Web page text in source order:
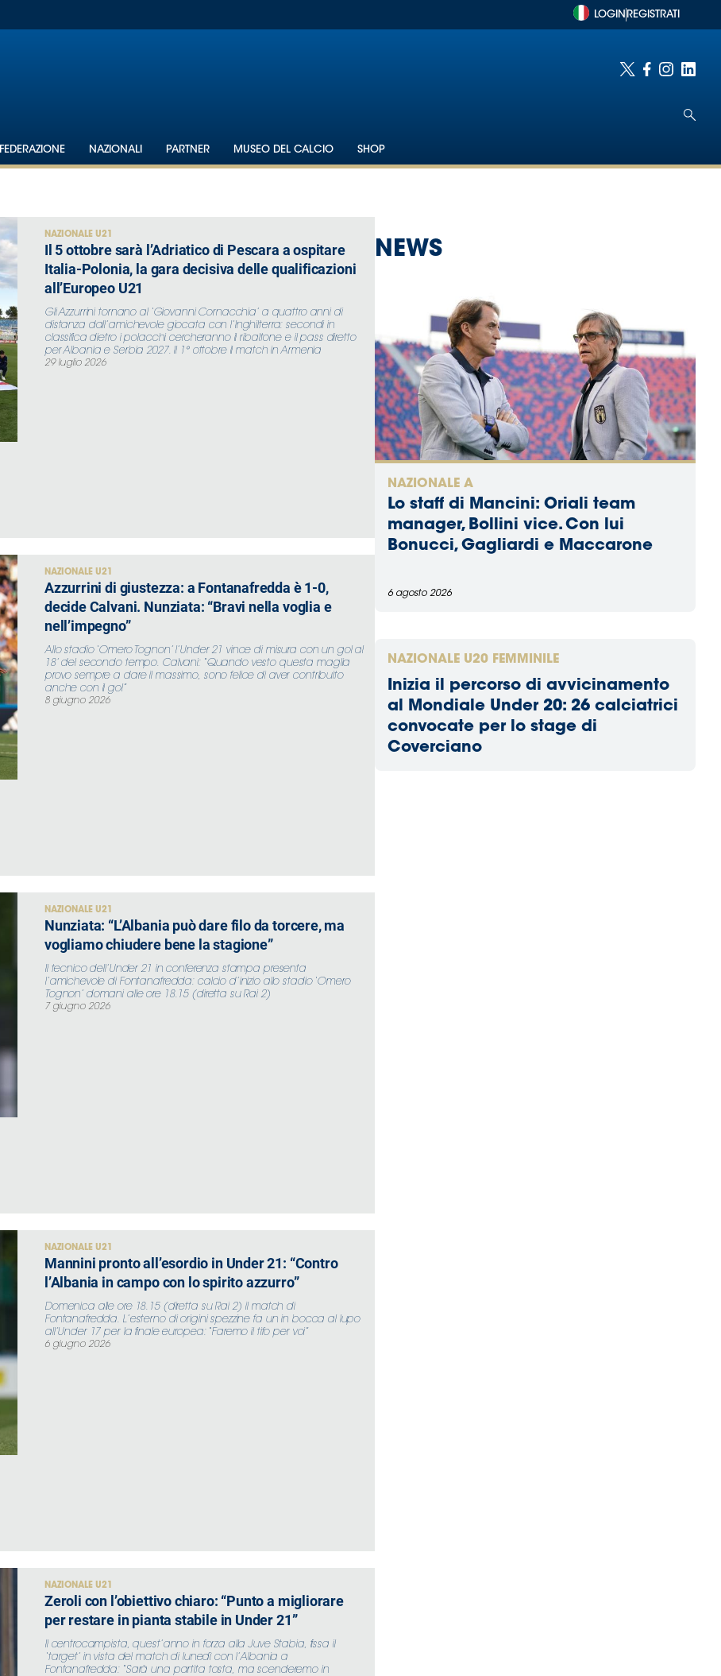
LOGIN REGISTRATI
FEDERAZIONE NAZIONALI PARTNER MUSEO DEL CALCIO SHOP
NAZIONALE U21
Il 5 ottobre sarà l’Adriatico di Pescara a ospitare
Italia-Polonia, la gara decisiva delle qualificazioni
all’Europeo U21
Gli Azzurrini tornano al ‘Giovanni Cornacchia’ a quattro anni di
distanza dall’amichevole giocata con l’Inghilterra: secondi in
classifica dietro i polacchi cercheranno il ribaltone e il pass diretto
per Albania e Serbia 2027. Il 1° ottobre il match in Armenia
29 luglio 2026
NAZIONALE U21
Azzurrini di giustezza: a Fontanafredda è 1-0,
decide Calvani. Nunziata: “Bravi nella voglia e
nell’impegno”
Allo stadio ‘Omero Tognon’ l’Under 21 vince di misura con un gol al
18’ del secondo tempo. Calvani: “Quando vesto questa maglia
provo sempre a dare il massimo, sono felice di aver contribuito
anche con il gol”
8 giugno 2026
NAZIONALE U21
Nunziata: “L’Albania può dare filo da torcere, ma
vogliamo chiudere bene la stagione”
Il tecnico dell’Under 21 in conferenza stampa presenta
l’amichevole di Fontanafredda: calcio d’inizio allo stadio ‘Omero
Tognon’ domani alle ore 18.15 (diretta su Rai 2)
7 giugno 2026
NAZIONALE U21
Mannini pronto all’esordio in Under 21: “Contro
l’Albania in campo con lo spirito azzurro”
Domenica alle ore 18.15 (diretta su Rai 2) il match di
Fontanafredda. L’esterno di origini spezzine fa un in bocca al lupo
all’Under 17 per la finale europea: “Faremo il tifo per voi”
6 giugno 2026
NAZIONALE U21
Zeroli con l’obiettivo chiaro: “Punto a migliorare
per restare in pianta stabile in Under 21”
Il centrocampista, quest’anno in forza alla Juve Stabia, fissa il
‘target’ in vista del match di lunedì con l’Albania a
Fontanafredda: “Sarà una partita tosta, ma scenderemo in
NEWS
NAZIONALE A
Lo staff di Mancini: Oriali team
manager, Bollini vice. Con lui
Bonucci, Gagliardi e Maccarone
6 agosto 2026
NAZIONALE U20 FEMMINILE
Inizia il percorso di avvicinamento
al Mondiale Under 20: 26 calciatrici
convocate per lo stage di
Coverciano